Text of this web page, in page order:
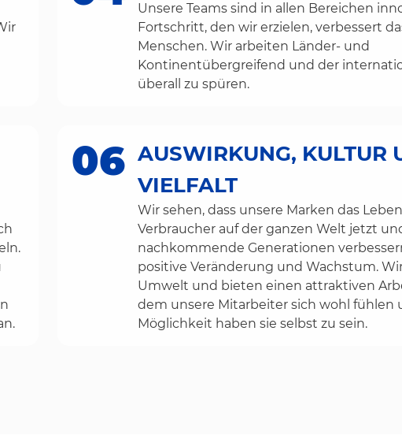
Unsere Teams sind in allen Bereichen
Fortschritt, den wir erzielen, verbessert
Menschen. Wir arbeiten Länder- und
Kontinentübergreifend und der
überall zu spüren.
06 AUSWIRKUNG, KULTUR
VIELFALT
Wir sehen, dass unsere Marken das
Verbraucher auf der ganzen Welt jetzt
nachkommende Generationen
positive Veränderung und Wachstum.
Umwelt und bieten einen attraktiven
dem unsere Mitarbeiter sich wohl fühlen
Möglichkeit haben sie selbst zu sein.